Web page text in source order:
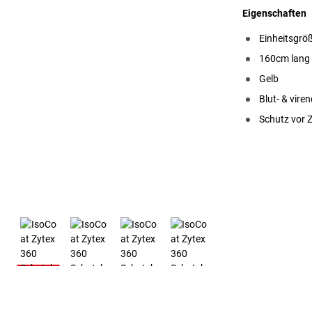
Eigenschaften
160cm lang
Gelb
Blut- &
Schutz vor